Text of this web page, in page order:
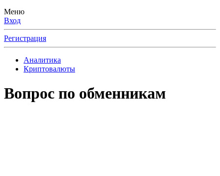
Меню
Вход
Регистрация
Аналитика
Криптовалюты
Вопрос по обменникам